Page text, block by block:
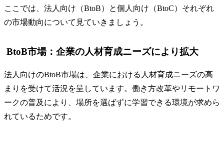
ここでは、法人向け（BtoB）と個人向け（BtoC）それぞれ
の市場動向について見ていきましょう。
BtoB市場：企業の人材育成ニーズにより拡大
法人向けのBtoB市場は、企業における人材育成ニーズの高
まりを受けて活況を呈しています。働き方改革やリモートワ
ークの普及により、場所を選ばずに学習できる環境が求めら
れているためです。